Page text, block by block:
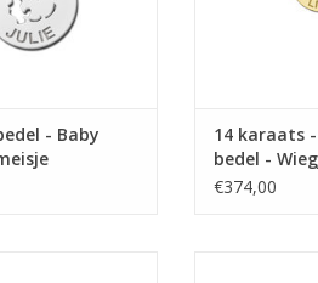
- Baby
14 karaats
bedel -
€374,00